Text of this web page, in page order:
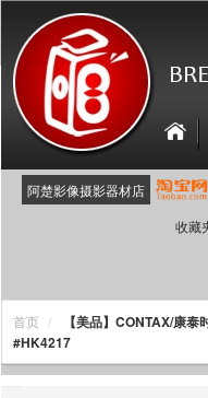
阿楚影像摄影器材店
收藏
相机
首页
【美品】CONTAX/康泰
#HK4217